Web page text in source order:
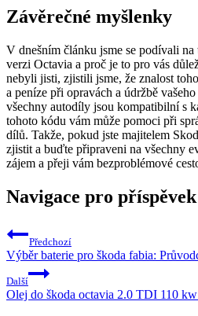
Závěrečné myšlenky
V ‌dnešním článku jsme se podívali⁤
verzi Octavia a proč je to pro vás‌
nebyli jisti, zjistili jsme, že znalost
a peníze při opravách a údržbě
všechny autodíly jsou kompatibilní s
tohoto kódu vám může pomoci při
dílů. Takže, pokud jste‌ majitelem
zjistit ⁢a buďte připraveni na ‍všechny
zájem a přeji vám bezproblémové‌
Navigace pro příspěvek
Předchozí
Výběr baterie pro škoda fabia:
Další
Olej do škoda octavia 2.0 TDI 110